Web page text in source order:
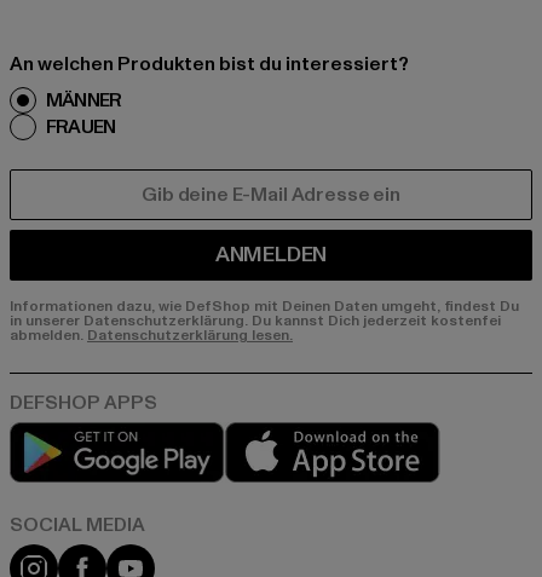
An welchen Produkten bist du interessiert?
MÄNNER
FRAUEN
ANMELDEN
Informationen dazu, wie DefShop mit Deinen Daten umgeht, findest Du
in unserer Datenschutzerklärung. Du kannst Dich jederzeit kostenfei
abmelden. Datenschutzerklärung lesen.
Play market
Instagram
FacebookYouTube